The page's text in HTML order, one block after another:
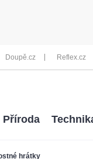
Doupě.cz Reflex.cz
hrátky
Příroda